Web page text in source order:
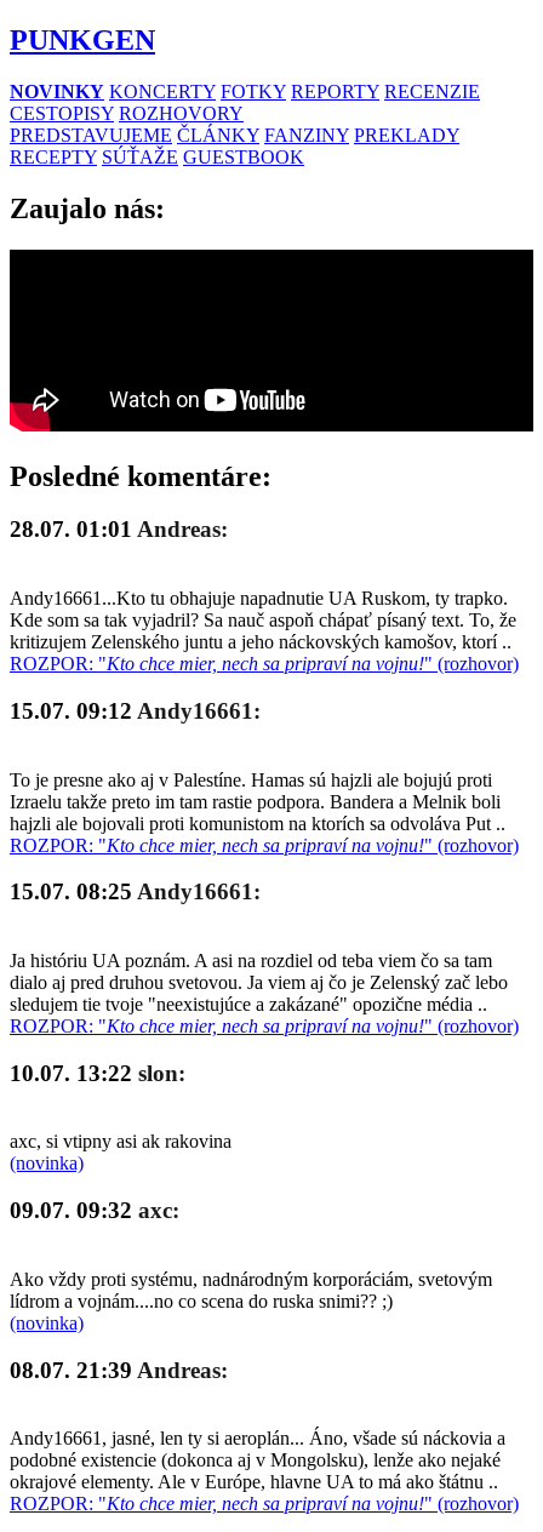
PUNKGEN
NOVINKY KONCERTY FOTKY REPORTY RECENZIE
CESTOPISY ROZHOVORY
PREDSTAVUJEME ČLÁNKY FANZINY PREKLADY
RECEPTY SÚŤAŽE GUESTBOOK
Zaujalo nás:
Posledné komentáre:
28.07. 01:01 Andreas:
Andy16661...Kto tu obhajuje napadnutie UA Ruskom, ty trapko.
Kde som sa tak vyjadril? Sa nauč aspoň chápať písaný text. To, že
kritizujem Zelenského juntu a jeho náckovských kamošov, ktorí ..
ROZPOR: "Kto chce mier, nech sa pripraví na vojnu!" (rozhovor)
15.07. 09:12 Andy16661:
To je presne ako aj v Palestíne. Hamas sú hajzli ale bojujú proti
Izraelu takže preto im tam rastie podpora. Bandera a Melnik boli
hajzli ale bojovali proti komunistom na ktorích sa odvoláva Put ..
ROZPOR: "Kto chce mier, nech sa pripraví na vojnu!" (rozhovor)
15.07. 08:25 Andy16661:
Ja históriu UA poznám. A asi na rozdiel od teba viem čo sa tam
dialo aj pred druhou svetovou. Ja viem aj čo je Zelenský zač lebo
sledujem tie tvoje "neexistujúce a zakázané" opozične média ..
ROZPOR: "Kto chce mier, nech sa pripraví na vojnu!" (rozhovor)
10.07. 13:22 slon:
axc, si vtipny asi ak rakovina
(novinka)
09.07. 09:32 axc:
Ako vždy proti systému, nadnárodným korporáciám, svetovým
lídrom a vojnám....no co scena do ruska snimi?? ;)
(novinka)
08.07. 21:39 Andreas:
Andy16661, jasné, len ty si aeroplán... Áno, všade sú náckovia a
podobné existencie (dokonca aj v Mongolsku), lenže ako nejaké
okrajové elementy. Ale v Európe, hlavne UA to má ako štátnu ..
ROZPOR: "Kto chce mier, nech sa pripraví na vojnu!" (rozhovor)